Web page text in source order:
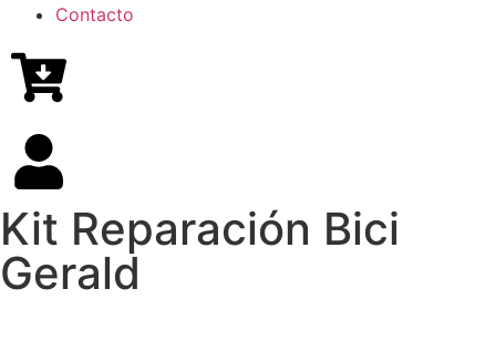
Contacto
Kit Reparación Bici
Gerald